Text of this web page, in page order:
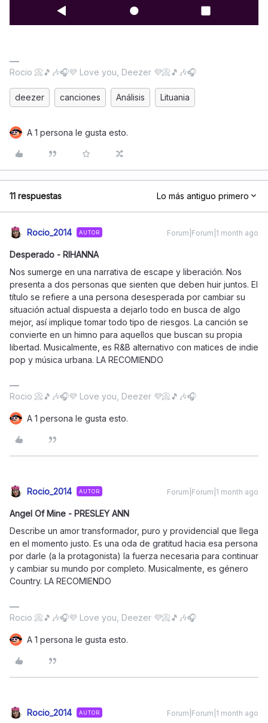
Rocio 📀🎵🎶🎧💜 Love you, Deezer 💜📀🎵🎶🎧
deezer canciones Análisis Lituania
A 1 persona le gusta esto.
11 respuestas Lo más antiguo primero
Rocio_2014 AUTOR Forum|Forum|1 month ago
Desperado - RIHANNA
Nos sumerge en una narrativa de escape y liberación. Nos
presenta a dos personas que sienten que deben huir juntos. El
título se refiere a una persona desesperada por cambiar su
situación actual dispuesta a dejarlo todo en busca de algo
mejor, así implique tomar todo tipo de riesgos. La canción se
convierte en un himno para aquellos que buscan su propia
libertad. Musicalmente, es R&B alternativo con matices de indie
pop y música urbana. LA RECOMIENDO
Rocio 📀🎵🎶🎧💜 Love you, Deezer 💜📀🎵🎶🎧
A 1 persona le gusta esto.
Rocio_2014 AUTOR Forum|Forum|1 month ago
Angel Of Mine - PRESLEY ANN
Describe un amor transformador, puro y providencial que llega
en el momento justo. Es una oda de gratitud hacia esa persona
por darle (a la protagonista) la fuerza necesaria para continuar
y cambiar su mundo por completo. Musicalmente, es género
Country. LA RECOMIENDO
Rocio 📀🎵🎶🎧💜 Love you, Deezer 💜📀🎵🎶🎧
A 1 persona le gusta esto.
Rocio_2014 AUTOR Forum|Forum|1 month ago